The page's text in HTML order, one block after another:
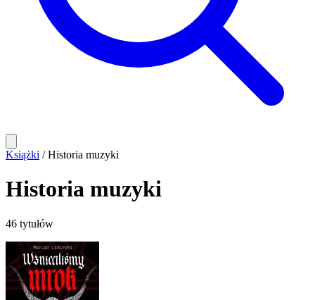
Książki / Historia muzyki
Historia muzyki
46 tytułów